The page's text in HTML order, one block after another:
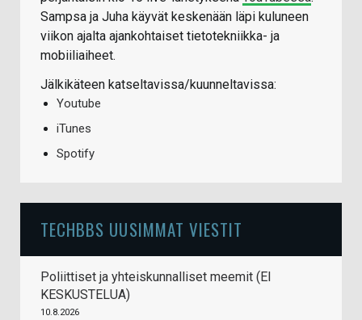
Sampsa ja Juha käyvät keskenään läpi kuluneen
viikon ajalta ajankohtaiset tietotekniikka- ja
mobiiliaiheet.
Jälkikäteen katseltavissa/kuunneltavissa:
Youtube
iTunes
Spotify
TECHBBS UUSIMMAT VIESTIT
Poliittiset ja yhteiskunnalliset meemit (EI
KESKUSTELUA)
10.8.2026